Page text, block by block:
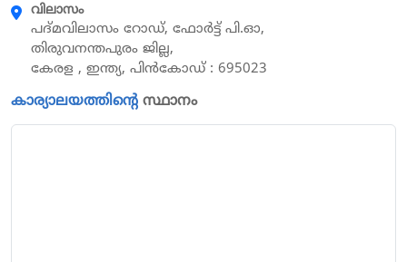
വിലാസം
പദ്മവിലാസം റോഡ്, ഫോർട്ട് പി.ഓ,
തിരുവനന്തപുരം ജില്ല,
കേരള , ഇന്ത്യ, പിൻകോഡ് : 695023
കാര്യാലയത്തിന്റെ സ്ഥാനം